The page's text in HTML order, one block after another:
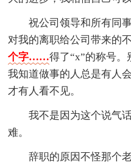
祝公司领导和所有同
对我的离职给公司带来的
个字……得了“x”的称号
我知道做事的人总是有人
才有人看不见。
我不是因为这个说气
难。
辞职的原因不怪那个